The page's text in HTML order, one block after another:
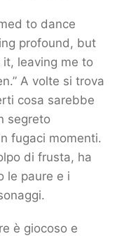
to dance
profound, but
leaving me to
A volte si trova
cosa sarebbe
segreto
fugaci momenti.
di frusta, ha
le paure e i
è giocoso e